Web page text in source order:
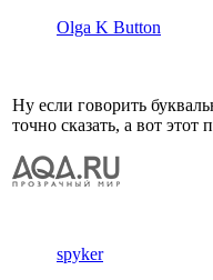
Olga K Button
Ну если говорить
точно сказать, а вот
spyker